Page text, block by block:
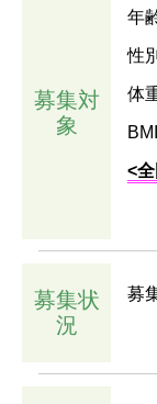
募集対
象
年
性
体
<
募集状
況
募